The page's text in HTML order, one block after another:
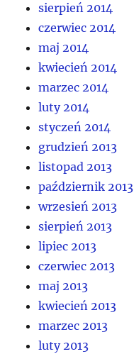
sierpień 2014
czerwiec 2014
maj 2014
kwiecień 2014
marzec 2014
luty 2014
styczeń 2014
grudzień 2013
listopad 2013
październik 2013
wrzesień 2013
sierpień 2013
lipiec 2013
czerwiec 2013
maj 2013
kwiecień 2013
marzec 2013
luty 2013